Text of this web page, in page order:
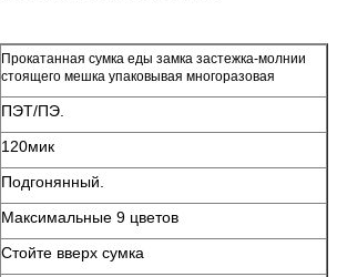
Прокатанная сумка еды замка застежка-молнии
стоящего мешка упаковывая многоразовая
ПЭТ/ПЭ
120мик
Подгонянный.
Максимальные 9 цветов
Стойте вверх сумка